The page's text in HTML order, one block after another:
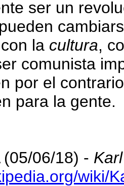
ser un
la cultura,
comunista
por el
para la gente.
(05/06/18) -
wiki/